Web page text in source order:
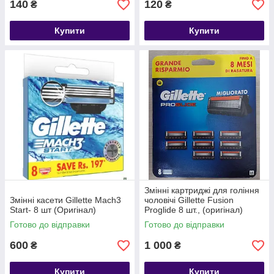
140 ₴
Купити
120 ₴
Купити
Змінні касети Gillette Mach3
Start- 8 шт (Оригінал)
Готово до відправки
600 ₴
Купити
Змінні картриджі для гоління
чоловічі Gillette Fusion
Proglide 8 шт., (оригінал)
Готово до відправки
1 000 ₴
Купити